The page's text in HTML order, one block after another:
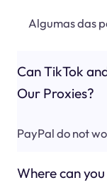
Algumas das
Can TikTok
Our Proxies?
PayPal do not
Where can